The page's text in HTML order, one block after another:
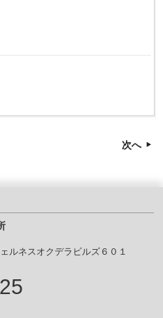
次へ
ルネスオクデラビルズ６０１